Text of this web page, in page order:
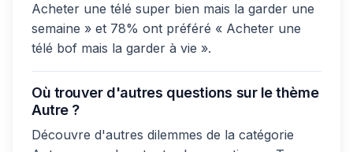
Acheter une télé super bien mais la garder une
semaine » et 78% ont préféré « Acheter une
télé bof mais la garder à vie ».
Où trouver d'autres questions sur le thème
Autre ?
Découvre d'autres dilemmes de la catégorie